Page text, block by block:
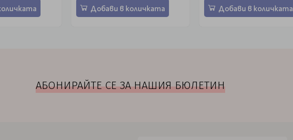
Добави в количката Добави в количката
АБОНИРАЙТЕ СЕ ЗА НАШИЯ БЮЛЕТИН